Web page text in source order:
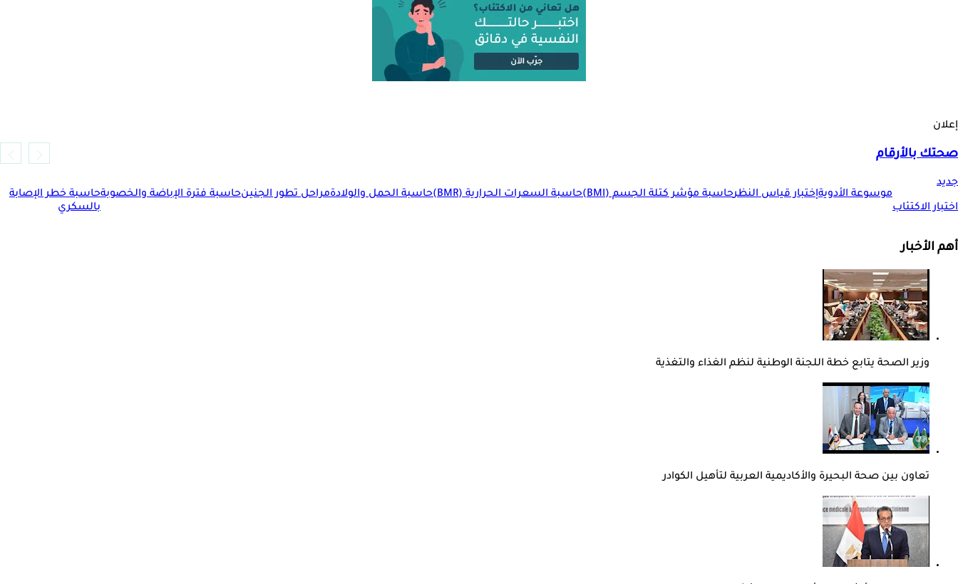
إعلان
صحتك بالأرقام
جديد
اختبار الاكتئاب
موسوعة الأدويةإختبار قياس النظرحاسبة مؤشر كتلة الجسم (BMI) حاسبة السعرات الحرارية (BMR) حاسبة الحمل والولادةمراحل تطور الجنينحاسبة فترة الإباضة والخصوبةحاسبة خطر الإصابة
بالسكري
أهم الأخبار
وزير الصحة يتابع خطة اللجنة الوطنية لنظم الغذاء والتغذية
تعاون بين صحة البحيرة والأكاديمية العربية لتأهيل الكوادر